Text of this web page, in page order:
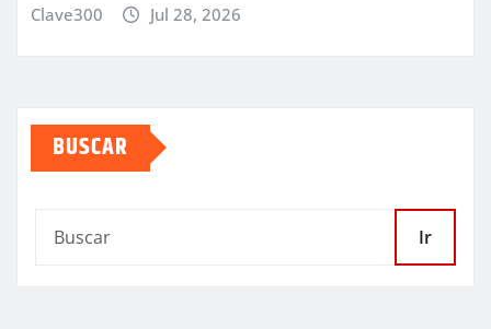
Clave300 Jul 28, 2026
BUSCAR
Ir